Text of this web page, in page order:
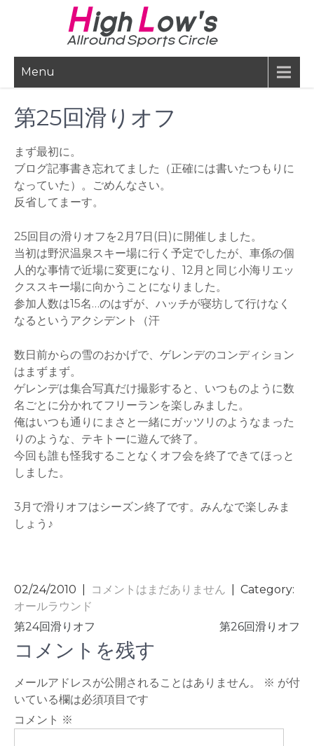
Menu
第25回滑りオフ
まず最初に。
ブログ記事書き忘れてました（正確には書いたつもりに
なっていた）。ごめんなさい。
反省してまーす。
25回目の滑りオフを2月7日(日)に開催しました。
当初は野沢温泉スキー場に行く予定でしたが、車係の個
人的な事情で近場に変更になり、12月と同じ小海リエッ
クススキー場に向かうことになりました。
参加人数は15名…のはずが、ハッチが寝坊して行けなく
なるというアクシデント（汗
数日前からの雪のおかげで、ゲレンデのコンディション
はまずまず。
ゲレンデは集合写真だけ撮影すると、いつものように数
名ごとに分かれてフリーランを楽しみました。
俺はいつも通りにまさと一緒にガッツリのようなまった
りのような、テキトーに遊んで終了。
今回も誰も怪我することなくオフ会を終了できてほっと
しました。
3月で滑りオフはシーズン終了です。みんなで楽しみま
しょう♪
02/24/2010 コメントはまだありません
| Category:
オールラウンド
投
稿
ビ
ゲ
ー
第24回滑りオフ 第26回滑りオフ
コメントを残す
メールアドレスが公開されることはありません。 ※ が付
いている欄は必須項目です
コメント ※